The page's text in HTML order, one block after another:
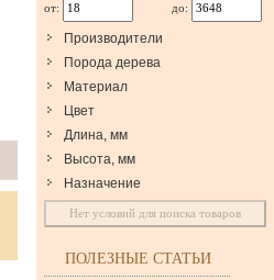
от: до:
Производители
Порода дерева
Материал
Цвет
Длина, мм
Высота, мм
Назначение
Нет условий для поиска товаров
ПОЛЕЗНЫЕ СТАТЬИ